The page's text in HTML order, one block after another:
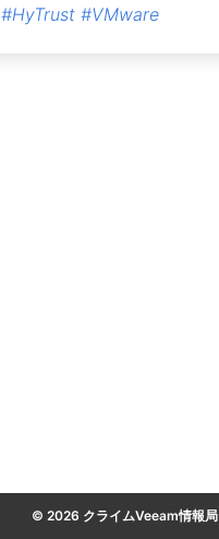
#HyTrust #VMware
© 2026 クライムVeeam情報局